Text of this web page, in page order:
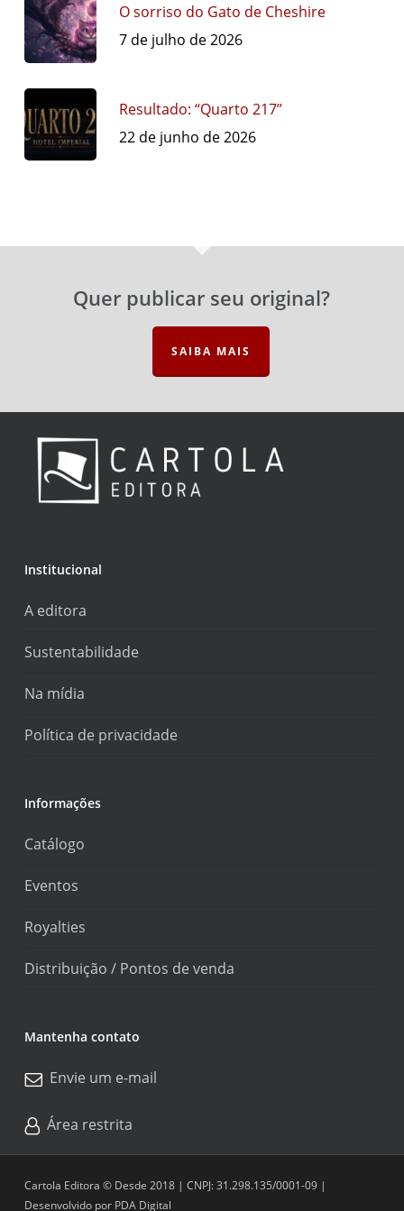
O sorriso do Gato de Cheshire
7 de julho de 2026
Resultado: “Quarto 217”
22 de junho de 2026
Quer publicar seu original?
SAIBA MAIS
Institucional
A editora
Sustentabilidade
Na mídia
Política de privacidade
Informações
Catálogo
Eventos
Royalties
Distribuição / Pontos de venda
Mantenha contato
Envie um e-mail
Área restrita
Cartola Editora © Desde 2018 | CNPJ: 31.298.135/0001-09 |
Desenvolvido por PDA Digital